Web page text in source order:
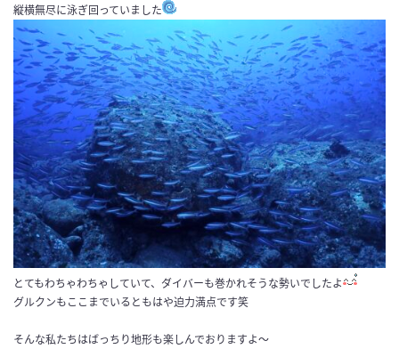
縦横無尽に泳ぎ回っていました
とてもわちゃわちゃしていて、ダイバーも巻かれそうな勢いでしたよ
グルクンもここまでいるともはや迫力満点です笑
そんな私たちはばっちり地形も楽しんでおりますよ～